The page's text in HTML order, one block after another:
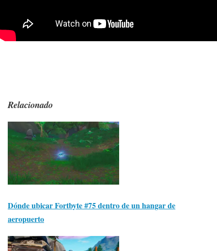
Relacionado
Dónde ubicar Fortbyte #75 dentro de un hangar de
aeropuerto